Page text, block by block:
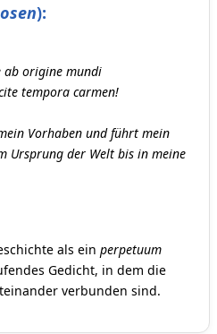
):
ab origine mundi
tempora carmen!
Vorhaben und führt mein
Ursprung der Welt bis in meine
als ein perpetuum
Gedicht, in dem die
verbunden sind.